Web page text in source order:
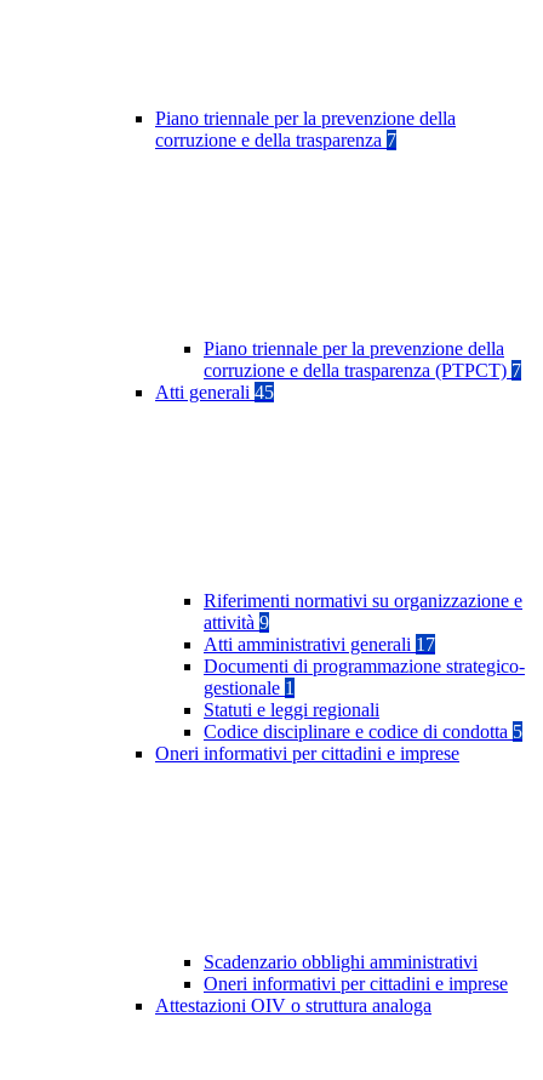
Piano triennale per la prevenzione della
corruzione e della trasparenza 7
Piano triennale per la prevenzione della
corruzione e della trasparenza (PTPCT) 7
Atti generali 45
Riferimenti normativi su organizzazione e
attività 9
Atti amministrativi generali 17
Documenti di programmazione strategico-
gestionale 1
Statuti e leggi regionali
Codice disciplinare e codice di condotta 5
Oneri informativi per cittadini e imprese
Scadenzario obblighi amministrativi
Oneri informativi per cittadini e imprese
Attestazioni OIV o struttura analoga